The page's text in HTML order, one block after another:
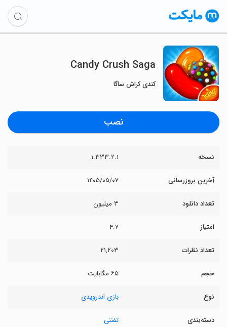
Candy Crush Saga
کندی کراش ساگا
نصب
نسخه ۱.۳۳۳.۲.۱
آخرین بروزرسانی ۱۴۰۵/۰۵/۰۷
تعداد دانلود ۳ میلیون
امتیاز ۴.۷
تعداد نظرات ۲۱,۲۰۳
حجم ۶۵ مگابایت
نوع بازی اندرویدی
دسته‌بندی تفننی